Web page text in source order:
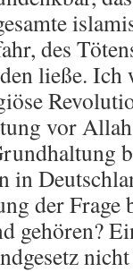
des
ließe. Ich
vor
in
der Frage
gehören?